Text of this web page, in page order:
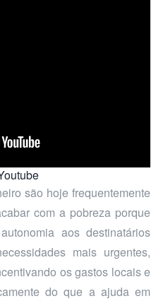
são hoje frequentemente
com a pobreza porque
aos destinatários
mais urgentes,
os gastos locais e
do que a ajuda em